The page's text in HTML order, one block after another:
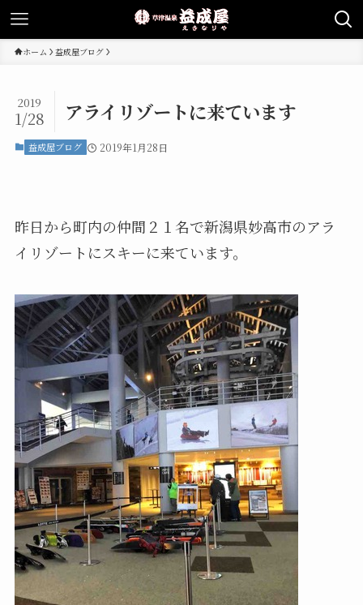
ホーム 益成屋ブログ
アライリゾートに来ています
2019
1/28
益成屋ブログ 2019年1月28日
昨日から町内の仲間２１名で新潟県妙高市のアラ
イリゾートにスキーに来ています。